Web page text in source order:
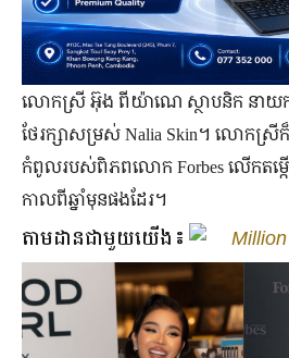
លោកស្រី អ៊ុង ពីយ៉ាណេ ​ស្ថាបនិក នាយក
ថែរក្សាសម្រស់ Nalia Skin។ លោកស្រី​ក៏​ធ្
កំពូល​របស់​ពិភពលោក Forbes លើក​តម្ក
កាលពី​ឆ្នាំមុន​ផង​ដែរ។
តាមដានជាមួយយើង៖